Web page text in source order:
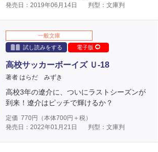
発売日：2019年06月14日
判型：文庫判
一般文庫
試し読みをする
電子版
高校サッカーボーイズ Ｕ-18
著者 はらだ みずき
高校3年の遼介に、ついにラストシーズンが
到来！遼介はピッチで輝けるか？
定価 770円（本体700円＋税）
発売日：2022年01月21日
判型：文庫判